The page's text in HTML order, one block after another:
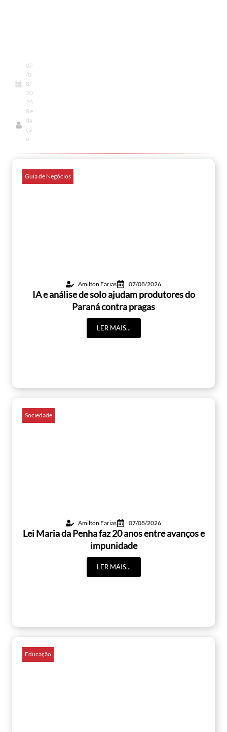
07
/0
8/
20
26
Re
da
çã
o
Guia de Negócios
Amilton Farias 07/08/2026
IA e análise de solo ajudam produtores do
Paraná contra pragas
LER MAIS...
Sociedade
Amilton Farias 07/08/2026
Lei Maria da Penha faz 20 anos entre avanços e
impunidade
LER MAIS...
Educação